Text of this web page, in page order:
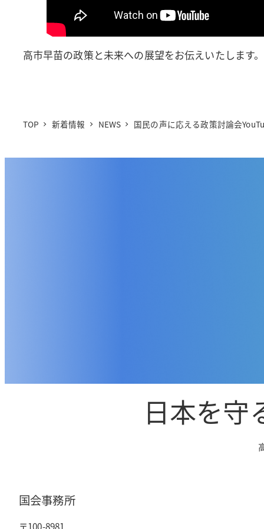
高市早苗の政策と未来への展望をお伝えいたします
TOP 新着情報 NEWS 国民の声に応える政策討論会
日本を守
国会事務所
〒100-8981